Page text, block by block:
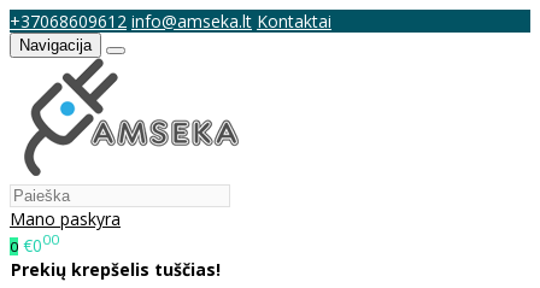
+37068609612 info@amseka.lt Kontaktai
Navigacija
Mano paskyra
0 €000
Prekių krepšelis tuščias!